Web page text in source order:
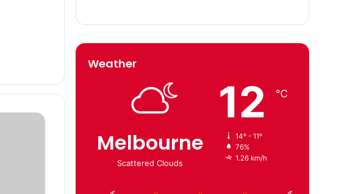
Weather
Melbourne
Scattered Clouds
12 ℃
14º - 11º
76%
1.26 km/h